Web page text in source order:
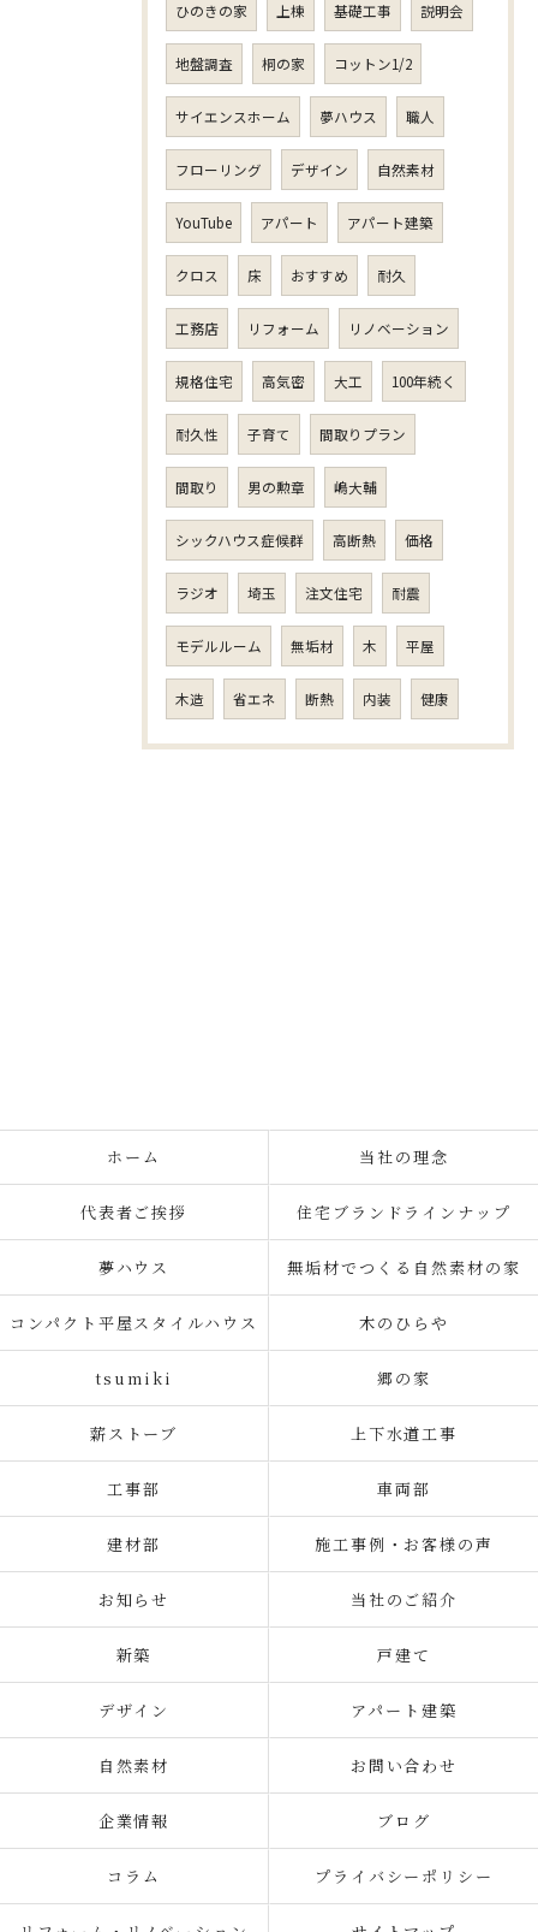
ひのきの家 上棟 基礎工事 説明会
地盤調査 桐の家 コットン1/2
サイエンスホーム 夢ハウス 職人
フローリング デザイン 自然素材
YouTube アパート アパート建築
クロス 床 おすすめ 耐久
工務店 リフォーム リノベーション
規格住宅 高気密 大工 100年続く
耐久性 子育て 間取りプラン
間取り 男の勲章 嶋大輔
シックハウス症候群 高断熱 価格
ラジオ 埼玉 注文住宅 耐震
モデルルーム 無垢材 木 平屋
木造 省エネ 断熱 内装 健康
ホーム 当社の理念
代表者ご挨拶 住宅ブランドラインナップ
夢ハウス 無垢材でつくる自然素材の家
コンパクト平屋スタイルハウス 木のひらや
tsumiki 郷の家
薪ストーブ 上下水道工事
工事部 車両部
建材部 施工事例・お客様の声
お知らせ 当社のご紹介
新築 戸建て
デザイン アパート建築
自然素材 お問い合わせ
企業情報 ブログ
コラム プライバシーポリシー